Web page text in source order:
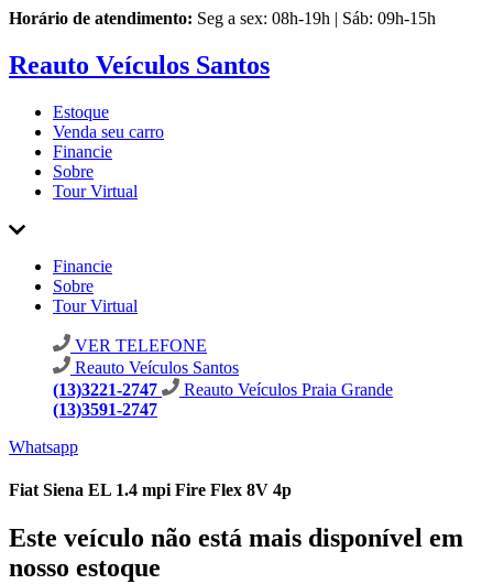
Horário de atendimento: Seg a sex: 08h-19h | Sáb: 09h-15h
Reauto Veículos Santos
Estoque
Venda seu carro
Financie
Sobre
Tour Virtual
Financie
Sobre
Tour Virtual
VER TELEFONE
Reauto Veículos Santos
(13)3221-2747
Reauto Veículos Praia Grande
(13)3591-2747
Whatsapp
Fiat Siena EL 1.4 mpi Fire Flex 8V 4p
Este veículo não está mais disponível em
nosso estoque